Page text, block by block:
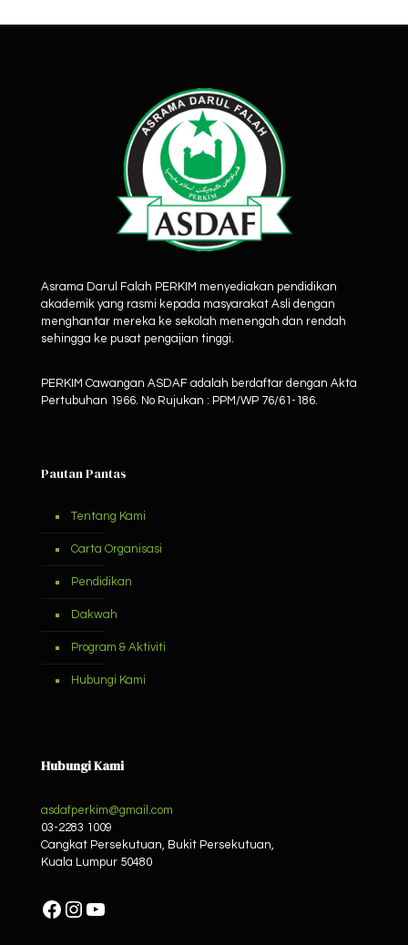
Asrama Darul Falah PERKIM menyediakan pendidikan
akademik yang rasmi kepada masyarakat Asli dengan
menghantar mereka ke sekolah menengah dan rendah
sehingga ke pusat pengajian tinggi.
PERKIM Cawangan ASDAF adalah berdaftar dengan Akta
Pertubuhan 1966. No Rujukan : PPM/WP 76/61-186.
Pautan Pantas
Tentang Kami
Carta Organisasi
Pendidikan
Dakwah
Program & Aktiviti
Hubungi Kami
Hubungi Kami
asdafperkim@gmail.com
03-2283 1009
Cangkat Persekutuan, Bukit Persekutuan,
Kuala Lumpur 50480
Facebook
Instagram
YouTube